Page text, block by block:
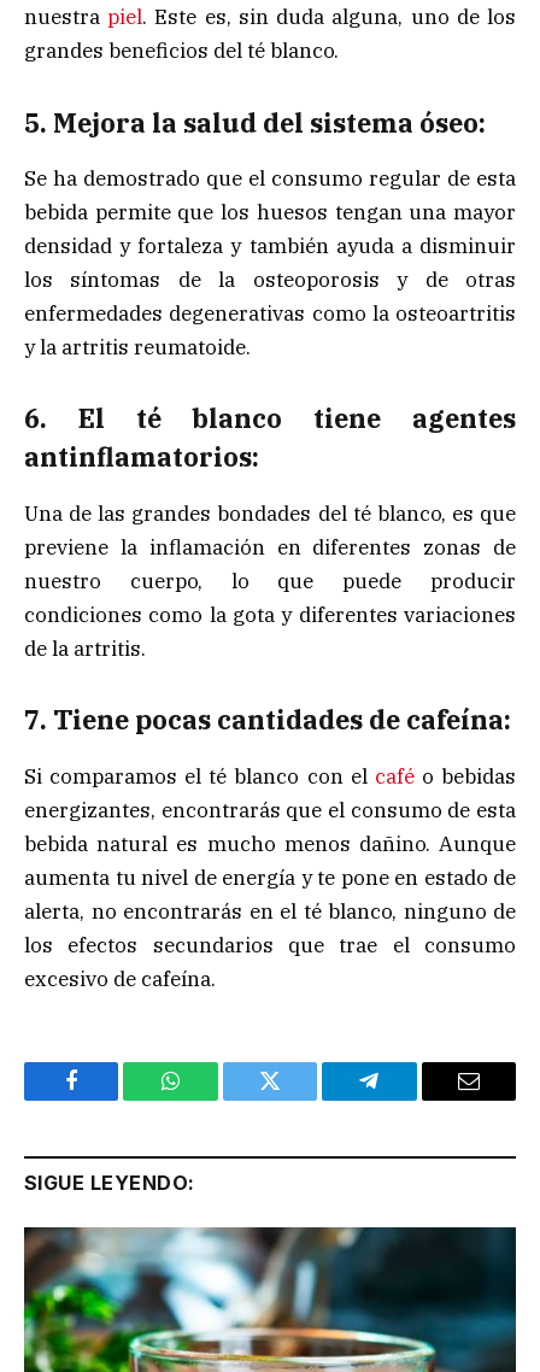
nuestrapiel. Este es, sin duda alguna, uno de los
grandes beneficios del té blanco.
5. Mejora la salud del sistema óseo:
Se ha demostrado que el consumo regular de esta
bebida permite que los huesos tengan una mayor
densidad y fortaleza y también ayuda a disminuir
los síntomas de la osteoporosis y de otras
enfermedades degenerativas como la osteoartritis
y la artritis reumatoide.
6. El té blanco tiene agentes
antinflamatorios:
Una de las grandes bondades del té blanco, es que
previene la inflamación en diferentes zonas de
nuestro cuerpo, lo que puede producir
condiciones como la gota y diferentes variaciones
de la artritis.
7. Tiene pocas cantidades de cafeína:
Si comparamos el té blanco con el café o bebidas
energizantes, encontrarás que el consumo de esta
bebida natural es mucho menos dañino. Aunque
aumenta tu nivel de energía y te pone en estado de
alerta, no encontrarás en el té blanco, ninguno de
los efectos secundarios que trae el consumo
excesivo de cafeína.
Facebook WhatsApp Twitter Telegram Email
SIGUE LEYENDO: